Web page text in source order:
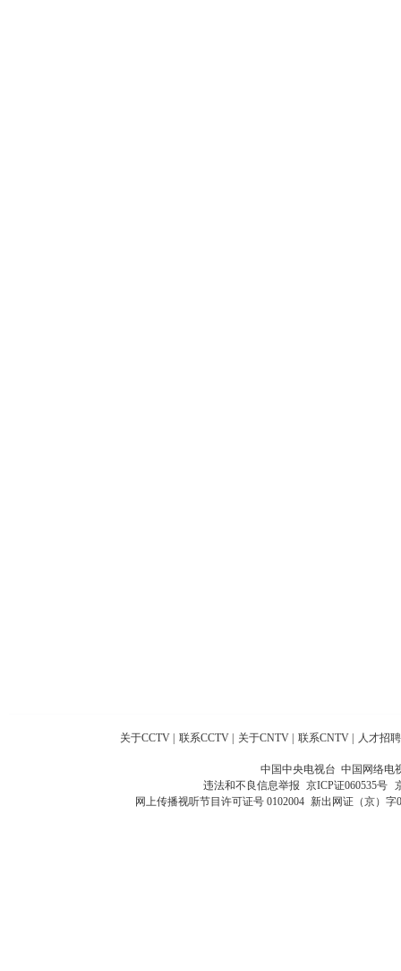
关于CCTV 联系CCTV 关于CNTV 联系CNTV 人才招聘
中国中央电视台 中国网络电
违法和不良信息举报 京ICP证060535号
网上传播视听节目许可证号 0102004 新出网证（京）